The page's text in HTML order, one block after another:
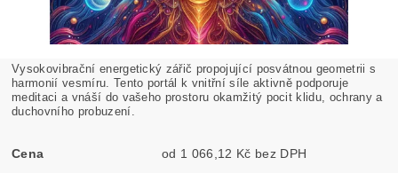
Vysokovibrační energetický zářič propojující posvátnou geometrii s
harmonií vesmíru. Tento portál k vnitřní síle aktivně podporuje
meditaci a vnáší do vašeho prostoru okamžitý pocit klidu, ochrany a
duchovního probuzení.
Cena od 1 066,12 Kč bez DPH